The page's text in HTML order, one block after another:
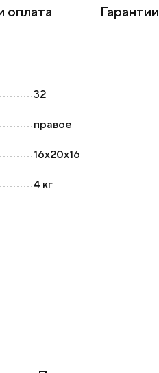
оплата Гарантии
32
правое
16х20х16
4 кг